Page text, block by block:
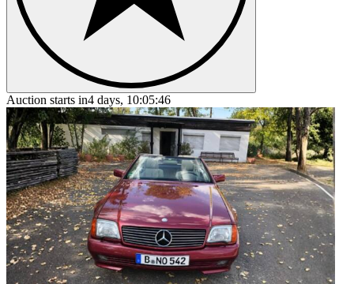
Auction starts in4 days, 10:05:46